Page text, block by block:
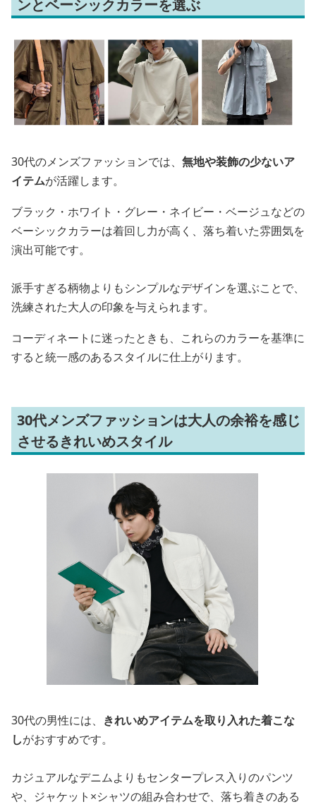
ンとベーシックカラーを選ぶ
30代のメンズファッションでは、 無地や装飾の少ないア
イテムが活躍します。
ブラック・ホワイト・グレー・ネイビー・ベージュなどの
ベーシックカラーは着回し力が高く、落ち着いた雰囲気を
演出可能です。
派手すぎる柄物よりもシンプルなデザインを選ぶことで、
洗練された大人の印象を与えられます。
コーディネートに迷ったときも、これらのカラーを基準に
すると統一感のあるスタイルに仕上がります。
30代メンズファッションは大人の余裕を感じ
させるきれいめスタイル
30代の男性には、 きれいめアイテムを取り入れた着こな
しがおすすめです。
カジュアルなデニムよりもセンタープレス入りのパンツ
や、ジャケット×シャツの組み合わせで、落ち着きのある